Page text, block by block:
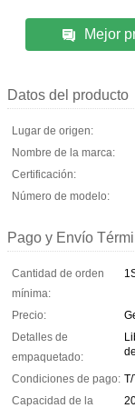
Mejor
Datos del producto
Lugar de origen:
Nombre de la marca:
Certificación:
Número de modelo:
Pago y Envío
Cantidad de orden
mínima:
Precio:
Detalles de
empaquetado:
Condiciones de pago:
Capacidad de la